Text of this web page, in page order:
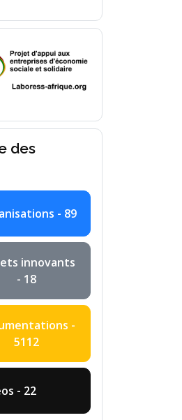
des
- 89
innovants
- 18
-
5112
- 22